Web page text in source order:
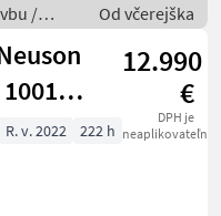
/
Od včerejška
12.990
€
DPH je
neaplikovateľné
R. v. 2022 222 h